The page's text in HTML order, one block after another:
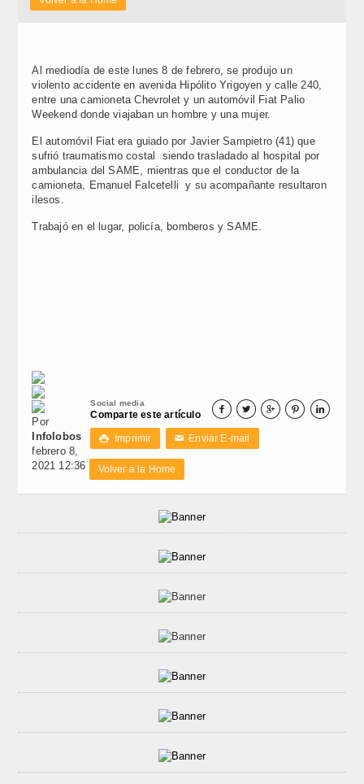
Al mediodía de este lunes 8 de febrero, se produjo un
violento accidente en avenida Hipólito Yrigoyen y calle 240,
entre una camioneta Chevrolet y un automóvil Fiat Palio
Weekend donde viajaban un hombre y una mujer.
El automóvil Fiat era guiado por Javier Sampietro (41) que
sufrió traumatismo costal siendo trasladado al hospital por
ambulancia del SAME, mientras que el conductor de la
camioneta, Emanuel Falcetelli y su acompañante resultaron
ilesos.
Trabajó en el lugar, policía, bomberos y SAME.
Social media
Comparte este artículo     
 Imprimir ✉Enviar E-mail
Por
Infolobos
febrero 8,
2021 12:36
Volver a la Home